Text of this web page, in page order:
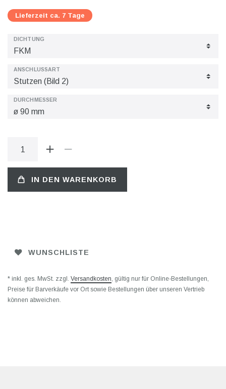
Lieferzeit ca. 7 Tage
DICHTUNG
ANSCHLUSSART
DURCHMESSER
IN DEN WARENKORB
WUNSCHLISTE
* inkl. ges. MwSt. zzgl. Versandkosten, gültig nur für Online-Bestellungen,
Preise für Barverkäufe vor Ort sowie Bestellungen über unseren Vertrieb
können abweichen.